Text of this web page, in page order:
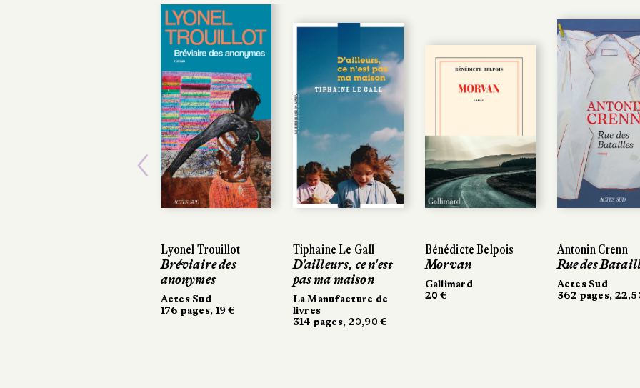
Lyonel Trouillot
Bréviaire des
anonymes
Actes Sud
176 pages, 19 €
Tiphaine Le Gall
D'ailleurs, ce n'est
pas ma maison
La Manufacture de
livres
314 pages, 20,90 €
Bénédicte Belpois
Morvan
Gallimard
20 €
Antonin Crenn
Rue des
Actes Sud
362 pages,
Tiphaine Le Gall
D'ailleurs, ce n'est
pas ma maison
La Manufacture de
livres
314 pages, 20,90 €
Bénédicte Belpois
Morvan
Gallimard
20 €
Antonin Crenn
Rue des
Actes Sud
362 pages,
Previous